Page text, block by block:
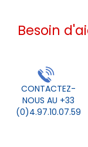
Besoin
CONTACTEZ-
NOUS AU +33
(0)4.97.10.07.59